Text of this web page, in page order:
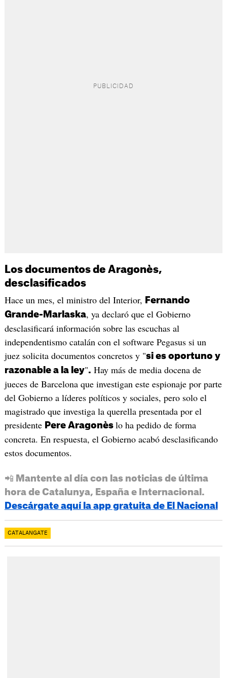
Los documentos de Aragonès,
desclasificados
Hace un mes, el ministro del Interior, Fernando
Grande-Marlaska, ya declaró que el Gobierno
desclasificará información sobre las escuchas al
independentismo catalán con el software Pegasus si un
juez solicita documentos concretos y "si es oportuno y
razonable a la ley". Hay más de media docena de
jueces de Barcelona que investigan este espionaje por parte
del Gobierno a líderes políticos y sociales, pero solo el
magistrado que investiga la querella presentada por el
presidente Pere Aragonès lo ha pedido de forma
concreta. En respuesta, el Gobierno acabó desclasificando
estos documentos.
📲 Mantente al día con las noticias de última
hora de Catalunya, España e Internacional.
Descárgate aquí la app gratuita de El Nacional
CATALANGATE